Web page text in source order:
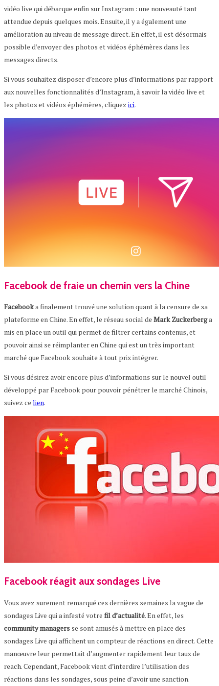
vidéo live qui débarque enfin sur Instagram : une nouveauté tant
attendue depuis quelques mois. Ensuite, il y a également une
amélioration au niveau de message direct. En effet, il est désormais
possible d’envoyer des photos et vidéos éphémères dans les
messages directs.
Si vous souhaitez disposer d’encore plus d’informations par rapport
aux nouvelles fonctionnalités d’Instagram, à savoir la vidéo live et
les photos et vidéos éphémères, cliquez ici.
Facebook de fraie un chemin vers la Chine
Facebooka finalement trouvé une solution quant à la censure de sa
plateforme en Chine. En effet, le réseau social de Mark Zuckerberga
mis en place un outil qui permet de filtrer certains contenus, et
pouvoir ainsi se réimplanter en Chine qui est un très important
marché que Facebook souhaite à tout prix intégrer.
Si vous désirez avoir encore plus d’informations sur le nouvel outil
développé par Facebook pour pouvoir pénétrer le marché Chinois,
suivez ce lien.
Facebook réagit aux sondages Live
Vous avez surement remarqué ces dernières semaines la vague de
sondages Live qui a infesté votre fil d’actualité. En effet, les
community managers se sont amusés à mettre en place des
sondages Live qui affichent un compteur de réactions en direct. Cette
manœuvre leur permettait d’augmenter rapidement leur taux de
reach. Cependant, Facebook vient d’interdire l’utilisation des
réactions dans les sondages, sous peine d’avoir une sanction.